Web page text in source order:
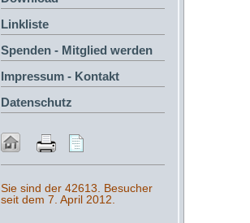
Linkliste
Spenden - Mitglied werden
Impressum - Kontakt
Datenschutz
Sie sind der 42613. Besucher
seit dem 7. April 2012.